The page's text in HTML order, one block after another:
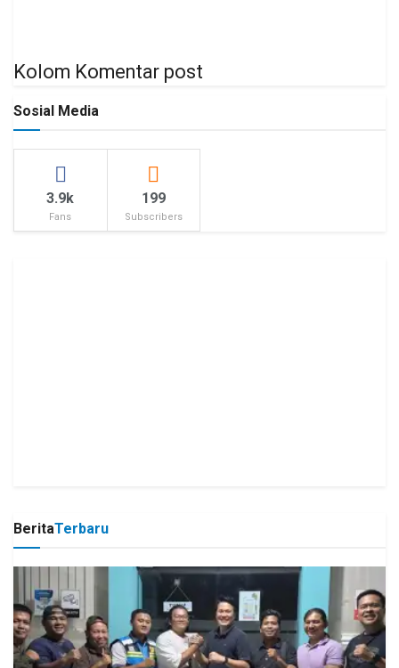
Kolom Komentar post
Sosial Media
3.9k
Fans
199
Subscribers
BeritaTerbaru